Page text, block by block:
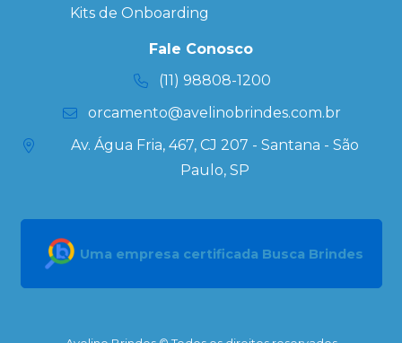
Ecobag
Personalizada
Kits
Kits de Onboarding
Fale Conosco
(11) 98808-1200
orcamento@avelinobrindes.com.br
Av. Água Fria, 467, CJ 207 - Santana - São
Paulo, SP
Uma empresa certificada Busca Brindes